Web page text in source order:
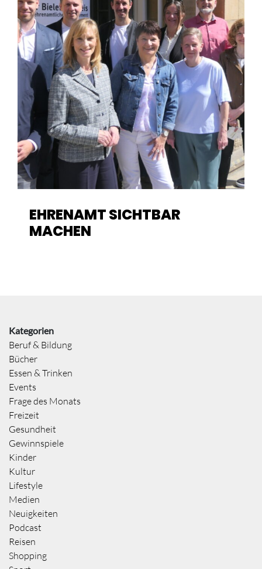
EHRENAMT SICHTBAR
MACHEN
Kategorien
Beruf & Bildung
Bücher
Essen & Trinken
Events
Frage des Monats
Freizeit
Gesundheit
Gewinnspiele
Kinder
Kultur
Lifestyle
Medien
Neuigkeiten
Podcast
Reisen
Shopping